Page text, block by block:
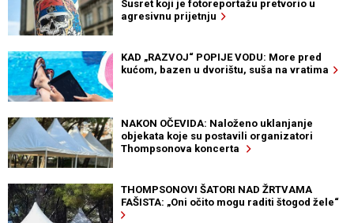
Susret koji je fotoreportažu pretvorio u
agresivnu prijetnju
KAD „RAZVOJ“ POPIJE VODU: More pred
kućom, bazen u dvorištu, suša na vratima
NAKON OČEVIDA: Naloženo uklanjanje
objekata koje su postavili organizatori
Thompsonova koncerta
THOMPSONOVI ŠATORI NAD ŽRTVAMA
FAŠISTA: „Oni očito mogu raditi štogod žele“